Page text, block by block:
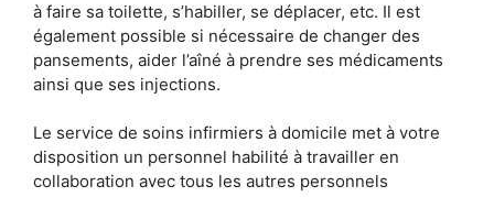
à faire sa toilette, s’habiller, se déplacer, etc. Il est
également possible si nécessaire de changer des
pansements, aider l’aîné à prendre ses médicaments
ainsi que ses injections.
Le service de soins infirmiers à domicile met à votre
disposition un personnel habilité à travailler en
collaboration avec tous les autres personnels